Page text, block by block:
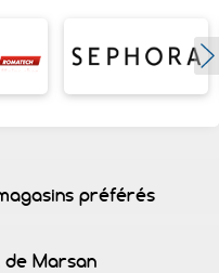
préférés
de Marsan